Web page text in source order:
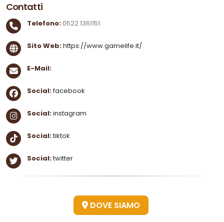
Contatti
Telefono: 0522 1361151
Sito Web:https://www.gamelife.it/
E-Mail:
Social:facebook
Social:instagram
Social:tiktok
Social:twitter
DOVE SIAMO